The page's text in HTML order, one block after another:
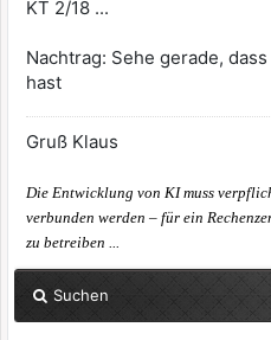
KT 2/18 ...
Nachtrag: Sehe gerade,
hast
Gruß Klaus
Die Entwicklung von KI muss
verbunden werden – für ein
zu betreiben ...
Suchen